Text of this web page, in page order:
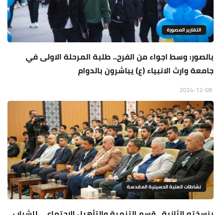
التقارير المصورة
بالصور: وسط اجواء من الفرح.. طلبة المرحلة الاولى في
جامعة وارث الانبياء (ع) يباشرون بالدوام
نشاطات العتبة الحسينية المقدسة